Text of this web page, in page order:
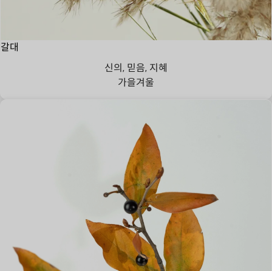
갈대
신의, 믿음, 지혜
가을겨울